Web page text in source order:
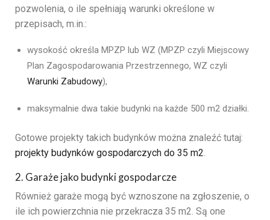
pozwolenia, o ile spełniają warunki określone w
przepisach, m.in.:
wysokość określa MPZP lub WZ (MPZP czyli Miejscowy
Plan Zagospodarowania Przestrzennego, WZ czyli
Warunki Zabudowy),
maksymalnie dwa takie budynki na każde 500 m2 działki.
Gotowe projekty takich budynków można znaleźć tutaj:
projekty budynków gospodarczych do 35 m2
2. Garaże jako budynki gospodarcze
Również garaże mogą być wznoszone na zgłoszenie, o
ile ich powierzchnia nie przekracza 35 m2. Są one